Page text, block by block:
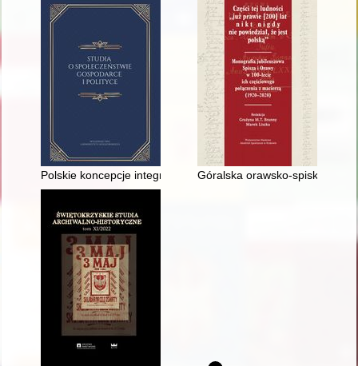
Polskie koncepcje integracyjne w latach 1945-1955
Góralska orawsko-spiska